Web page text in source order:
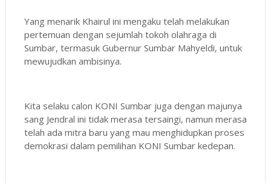
Yang menarik Khairul ini mengaku telah melakukan
pertemuan dengan sejumlah tokoh olahraga di
Sumbar, termasuk Gubernur Sumbar Mahyeldi, untuk
mewujudkan ambisinya.
Kita selaku calon KONI Sumbar juga dengan majunya
sang Jendral ini tidak merasa tersaingi, namun merasa
telah ada mitra baru yang mau menghidupkan proses
demokrasi dalam pemilihan KONI Sumbar kedepan.